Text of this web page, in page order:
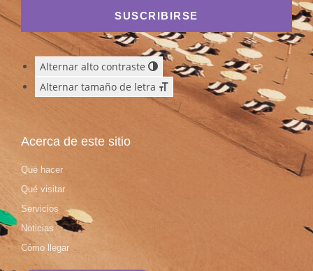
SUSCRIBIRSE
Alternar alto contraste
Alternar tamaño de letra
Acerca de este sitio
Qué hacer
Qué visitar
Servicios
Noticias
Cómo llegar